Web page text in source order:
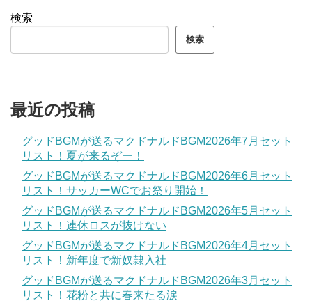
検索
検索
最近の投稿
グッドBGMが送るマクドナルドBGM2026年7月セット
リスト！夏が来るぞー！
グッドBGMが送るマクドナルドBGM2026年6月セット
リスト！サッカーWCでお祭り開始！
グッドBGMが送るマクドナルドBGM2026年5月セット
リスト！連休ロスが抜けない
グッドBGMが送るマクドナルドBGM2026年4月セット
リスト！新年度で新奴隷入社
グッドBGMが送るマクドナルドBGM2026年3月セット
リスト！花粉と共に春来たる涙